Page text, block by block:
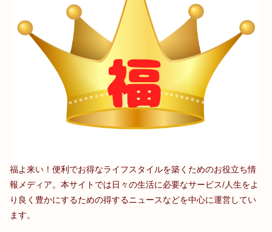
福よ来い！便利でお得なライフスタイルを築くためのお役立ち情
報メディア。本サイトでは日々の生活に必要なサービス/人生をよ
り良く豊かにするための得するニュースなどを中心に運営してい
ます。